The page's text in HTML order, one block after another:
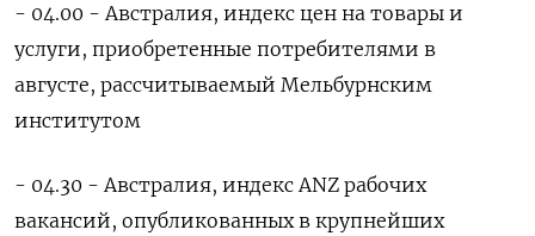
- 04.00 - Австралия, индекс цен на товары и
услуги, приобретенные потребителями в
августе, рассчитываемый Мельбурнским
институтом
- 04.30 - Австралия, индекс ANZ рабочих
вакансий, опубликованных в крупнейших